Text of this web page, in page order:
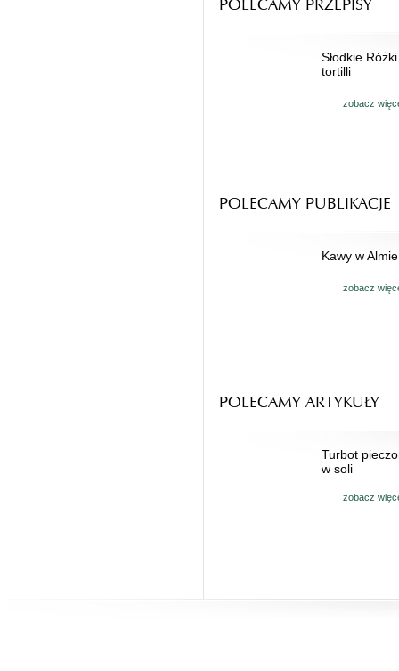
Słodkie
tortilli
zobacz
POLECAMY PUBLIKACJE
Kawy w Almie
zobacz
POLECAMY ARTYKUŁY
Turbot
w soli
zobacz